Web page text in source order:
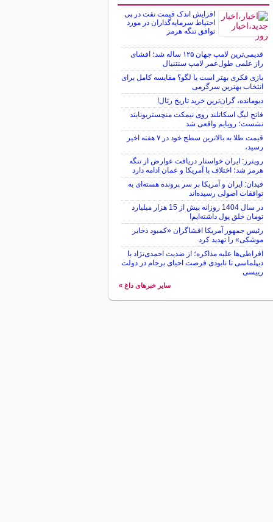
افزایش اندک قیمت نفت در پی
احتیاط سرمایه‌گذاران در مورد
توافق تنگه هرمز
قدیمی‌ترین لامپ جهان ۱۲۵ ساله شد؛ افشای
راز علمی طول‌عمر لامپ سنتنیال
بازی فکری بهتر است یا لگو؟ مقایسه کامل برای
انتخاب بهترین سرگرمی
دیومانده، گران‌ترین خرید تاریخ رئال!
فاتح لیگ اسکاتلند روی نیمکت منچستریونایتد
نشست؛ رویایم واقعی شد
قیمت طلا به بالاترین سطح خود در ۷ هفته اخیر
رسید،
رویترز: ایران خواستار دریافت عوارض از تنگه
هرمز شد؛ اختلاف با آمریکا و عمان ادامه دارد
فیدان: ایران و آمریکا بر سر پرونده هسته‌ای به
توافقات اصولی رسیده‌اند
در سال 1404 روزانه بیش از 15 هزار میلیارد
تومان خلق پول داشته‌ایم!
رئیس جمهور آمریکا افشاگران «کمبود ذخایر
موشکی» را تهدید کرد
افراطی‌ها علیه مذاکره؛ از ضدیت احمدی‌نژاد با
دیپلماسی تا نابودی فرصت احیای برجام در دولت
رییسی
سایر خبرهای داغ »